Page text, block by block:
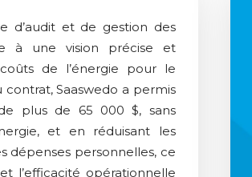
d’audit et de gestion des
à une vision précise et
de l’énergie pour le
Saaswedo a permis
plus de 65 000 $, sans
et en réduisant les
dépenses personnelles, ce
l’efficacité opérationnelle